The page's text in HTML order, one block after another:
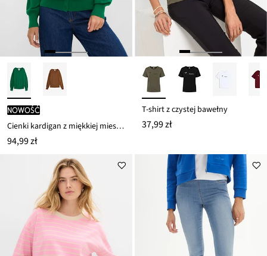
nowość
Cienki kardigan z miękkiej mieszanki wiskozy
94,99 zł
T-shirt z czystej bawełny
37,99 zł